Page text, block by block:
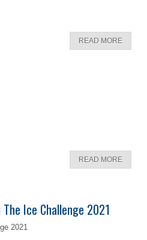
READ MORE
READ MORE
Ice Challenge 2021
2021